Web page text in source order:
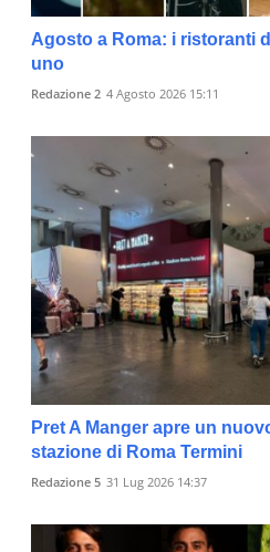
Agosto a Roma: i ristoranti
uno
Redazione 2 4 Agosto 2026 15:11
Pret A Manger apre un
stazione di Roma Termini
Redazione 5 31 Lug 2026 14:37